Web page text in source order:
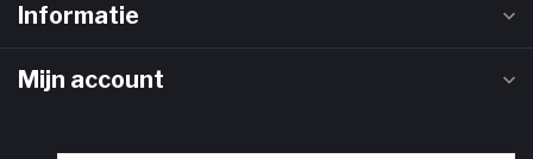
Informatie
Mijn account